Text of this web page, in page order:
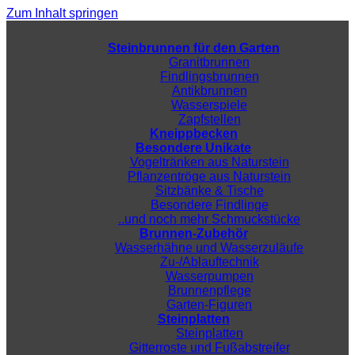
Zum Inhalt springen
Steinbrunnen für den Garten
Granitbrunnen
Findlingsbrunnen
Antikbrunnen
Wasserspiele
Zapfstellen
Kneippbecken
Besondere Unikate
Vogeltränken aus Naturstein
Pflanzentröge aus Naturstein
Sitzbänke & Tische
Besondere Findlinge
..und noch mehr Schmuckstücke
Brunnen-Zubehör
Wasserhähne und Wasserzuläufe
Zu-/Ablauftechnik
Wasserpumpen
Brunnenpflege
Garten-Figuren
Steinplatten
Steinplatten
Gitterroste und Fußabstreifer